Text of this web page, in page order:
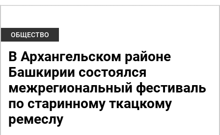
ОБЩЕСТВО
В Архангельском районе
Башкирии состоялся
межрегиональный фестиваль
по старинному ткацкому
ремеслу